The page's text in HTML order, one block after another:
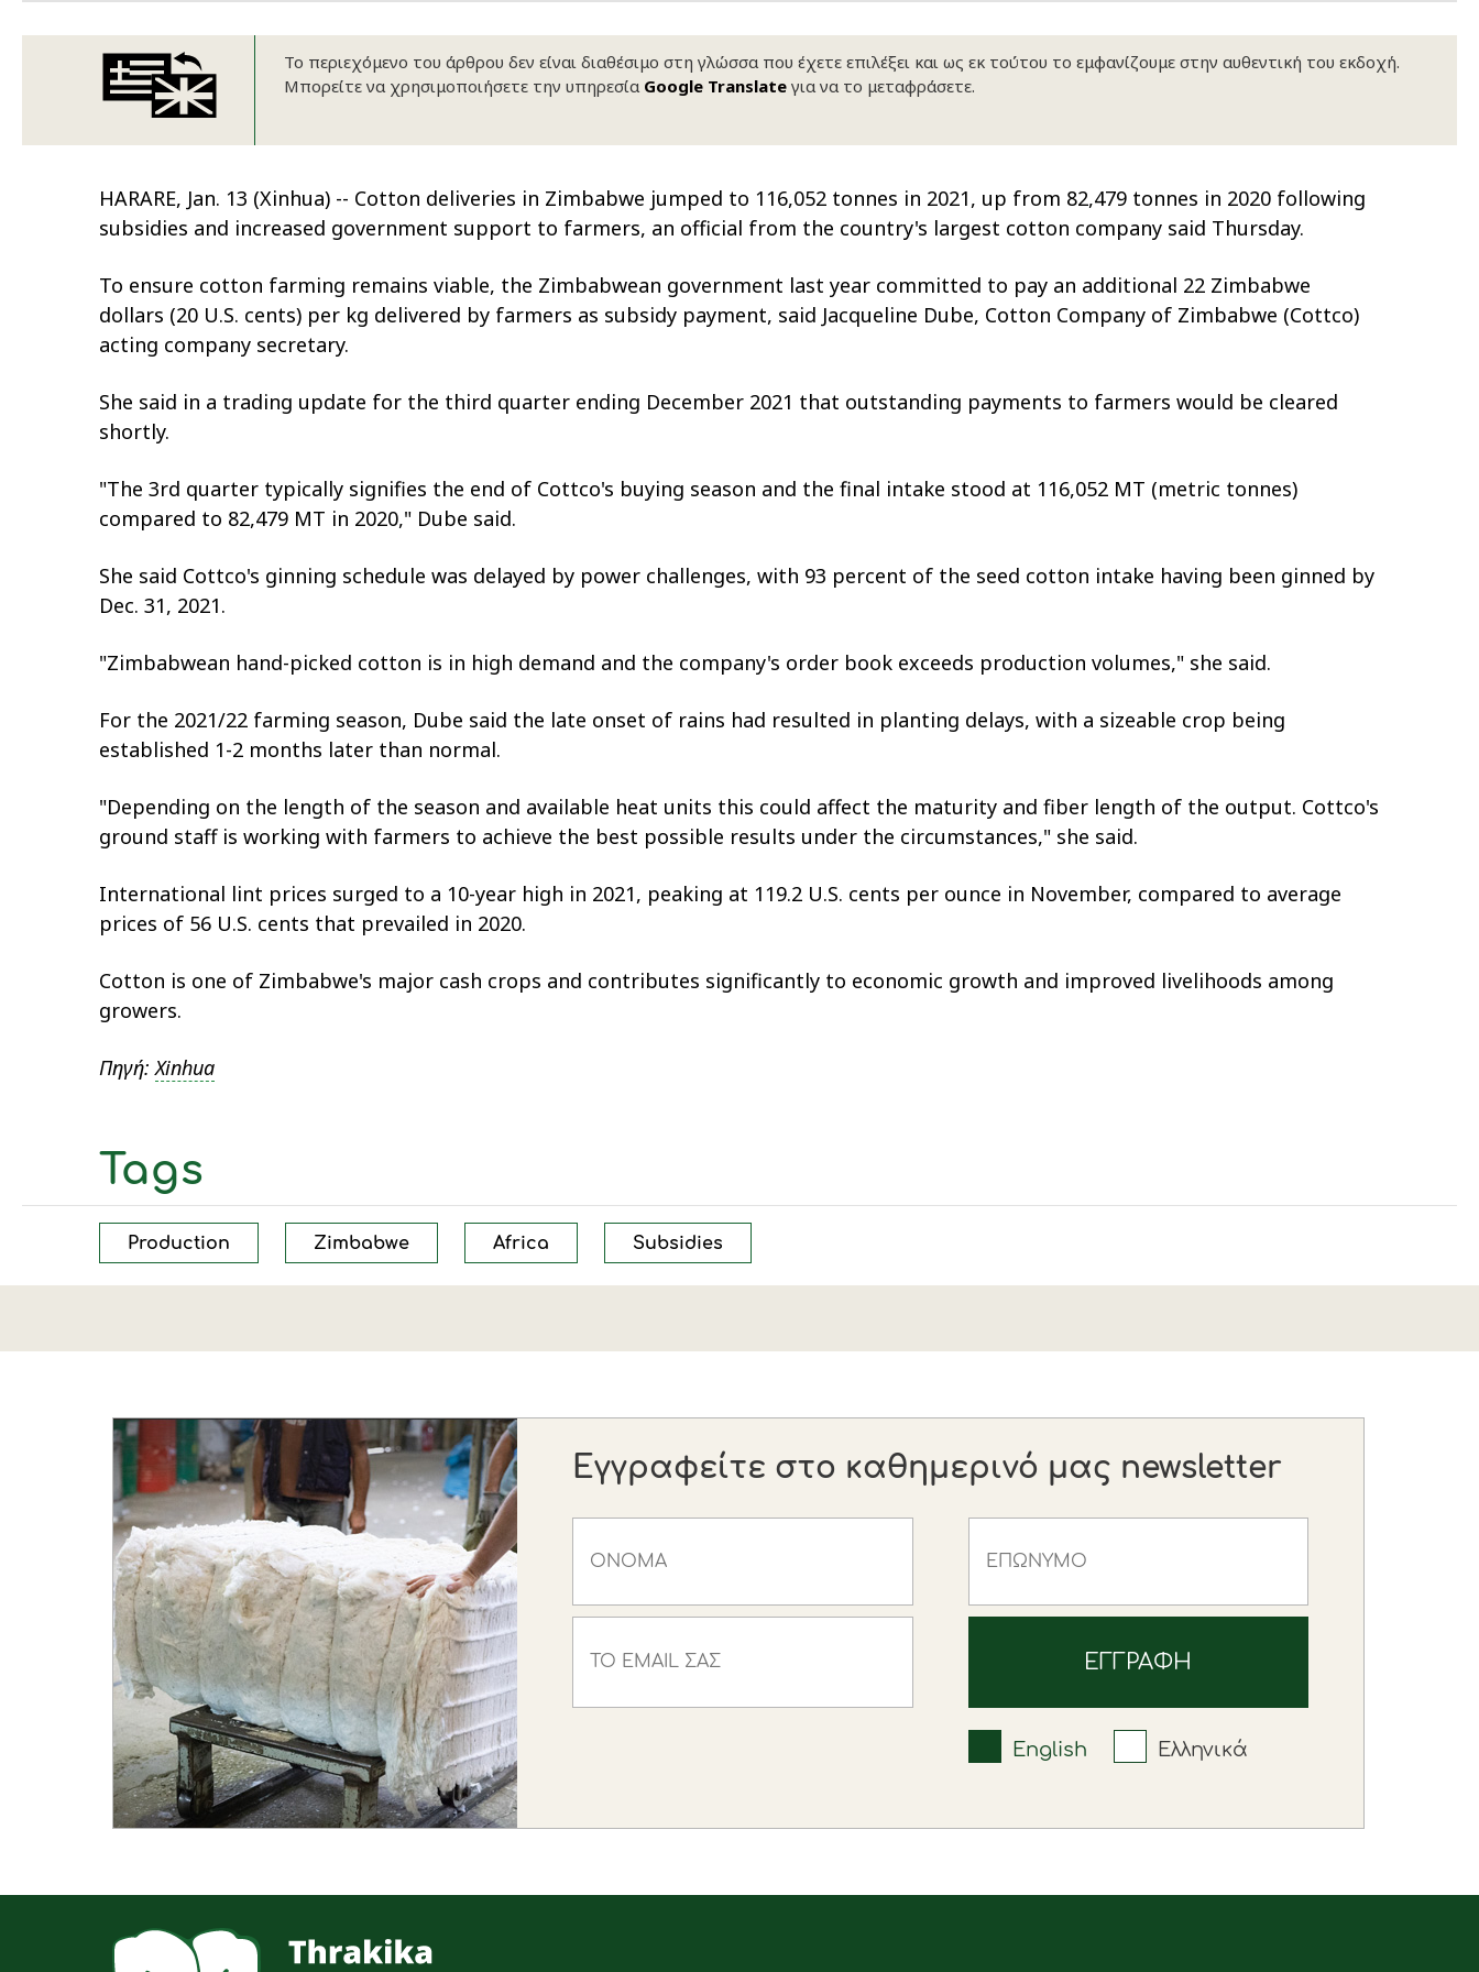
Το περιεχόμενο του άρθρου δεν είναι διαθέσιμο στη γλώσσα που έχετε επιλέξει και ως εκ τούτου το εμφανίζουμε στην αυθεντική του εκδοχή.
Μπορείτε να χρησιμοποιήσετε την υπηρεσία Google Translate για να το μεταφράσετε.
HARARE, Jan. 13 (Xinhua) -- Cotton deliveries in Zimbabwe jumped to 116,052 tonnes in 2021, up from 82,479 tonnes in 2020 following
subsidies and increased government support to farmers, an official from the country's largest cotton company said Thursday.
To ensure cotton farming remains viable, the Zimbabwean government last year committed to pay an additional 22 Zimbabwe
dollars (20 U.S. cents) per kg delivered by farmers as subsidy payment, said Jacqueline Dube, Cotton Company of Zimbabwe (Cottco)
acting company secretary.
She said in a trading update for the third quarter ending December 2021 that outstanding payments to farmers would be cleared
shortly.
"The 3rd quarter typically signifies the end of Cottco's buying season and the final intake stood at 116,052 MT (metric tonnes)
compared to 82,479 MT in 2020," Dube said.
She said Cottco's ginning schedule was delayed by power challenges, with 93 percent of the seed cotton intake having been ginned by
Dec. 31, 2021.
"Zimbabwean hand-picked cotton is in high demand and the company's order book exceeds production volumes," she said.
For the 2021/22 farming season, Dube said the late onset of rains had resulted in planting delays, with a sizeable crop being
established 1-2 months later than normal.
"Depending on the length of the season and available heat units this could affect the maturity and fiber length of the output. Cottco's
ground staff is working with farmers to achieve the best possible results under the circumstances," she said.
International lint prices surged to a 10-year high in 2021, peaking at 119.2 U.S. cents per ounce in November, compared to average
prices of 56 U.S. cents that prevailed in 2020.
Cotton is one of Zimbabwe's major cash crops and contributes significantly to economic growth and improved livelihoods among
growers.
Πηγή: Xinhua
Tags
Production Zimbabwe Africa Subsidies
Εγγραφείτε στο καθημερινό μας newsletter
English Ελληνικά